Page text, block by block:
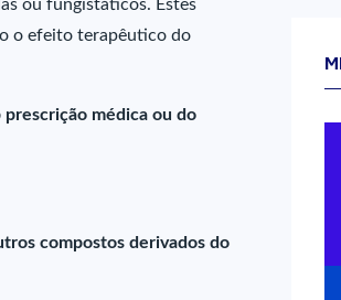
ou fungistáticos. Estes
o efeito terapêutico do
médica ou do
compostos derivados do